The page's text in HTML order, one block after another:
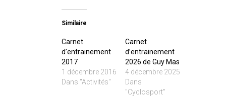
Similaire
Carnet
d’entrainement
2017
1 décembre 2016
Dans "Activités"
Carnet
d’entrainement
2026 de Guy Mas
4 décembre 2025
Dans
"Cyclosport"